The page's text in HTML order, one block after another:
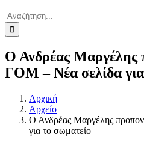
Αναζήτηση
για:
Ο Ανδρέας Μαργέλης
ΓΟΜ – Νέα σελίδα
Αρχική
Αρχείο
Ο Ανδρέας Μαργέλης
για το σωματείο